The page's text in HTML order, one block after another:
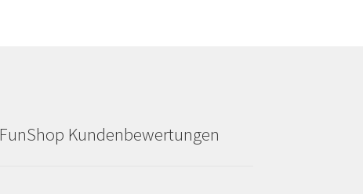
FunShop Kundenbewertungen